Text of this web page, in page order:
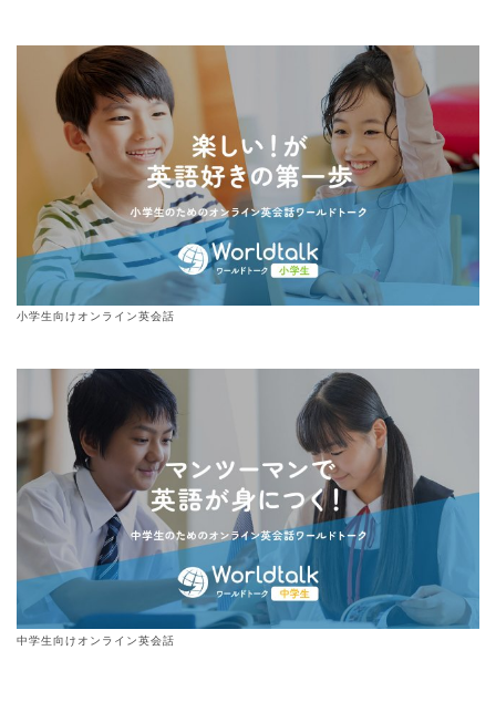
小学生向けオンライン英会話
中学生向けオンライン英会話